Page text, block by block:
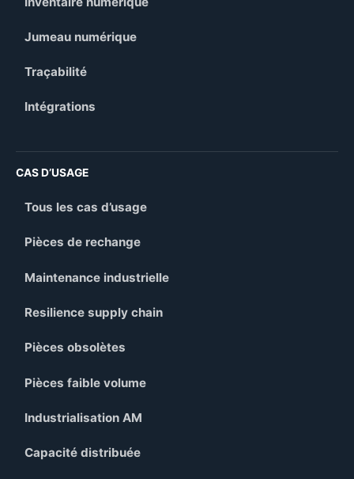
Jumeau numérique
Traçabilité
Intégrations
CAS D’USAGE
Tous les cas d’usage
Pièces de rechange
Maintenance industrielle
Resilience supply chain
Pièces obsolètes
Pièces faible volume
Industrialisation AM
Capacité distribuée